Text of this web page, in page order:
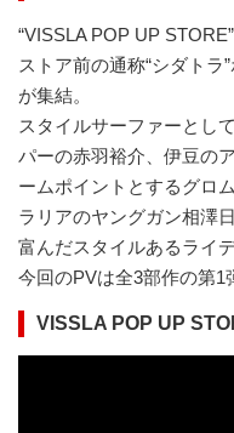
“VISSLA POP UP
ストア前の通称“シダトラ
が集結。
スタイルサーファーとし
パーの赤羽裕介、伊豆の
ームポイントとするグロ
ラリアのヤングガン相澤
富んだスタイルあるライ
今回のPVは全3部作の第1
VISSLA POP UP